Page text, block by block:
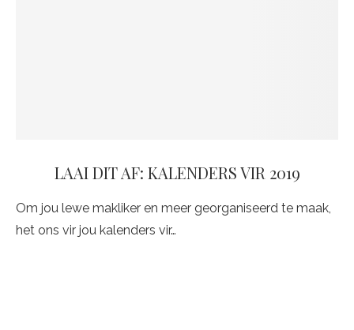
LAAI DIT AF: KALENDERS VIR 2019
Om jou lewe makliker en meer georganiseerd te maak,
het ons vir jou kalenders vir…